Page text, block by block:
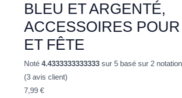
BLEU ET ARGENTÉ,
ACCESSOIRES
ET FÊTE
Noté 4.4333333333333 sur 5 basé sur 2
(3 avis client)
7,99 €